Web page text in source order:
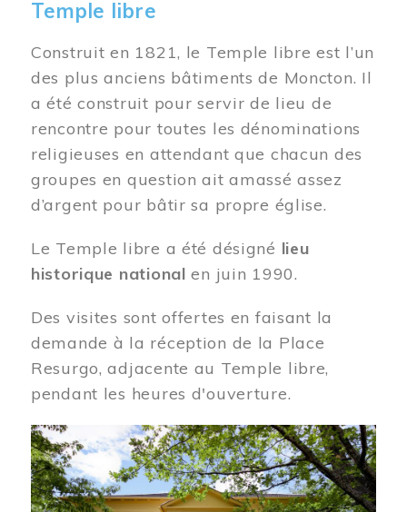
Temple libre
Construit en 1821, le Temple libre est l’un
des plus anciens bâtiments de Moncton. Il
a été construit pour servir de lieu de
rencontre pour toutes les dénominations
religieuses en attendant que chacun des
groupes en question ait amassé assez
d’argent pour bâtir sa propre église.
Le Temple libre a été désigné lieu
historique national en juin 1990.
Des visites sont offertes en faisant la
demande à la réception de la Place
Resurgo, adjacente au Temple libre,
pendant les heures d'ouverture.
Image